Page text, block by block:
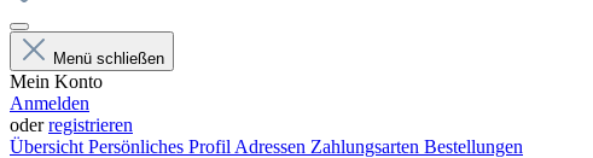
Menü schließen
Mein Konto
Anmelden
oderregistrieren
Übersicht Persönliches Profil Adressen Zahlungsarten Bestellungen